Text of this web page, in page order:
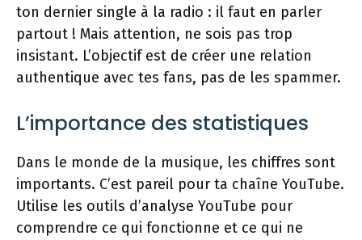
ton dernier single à la radio : il faut en parler
partout ! Mais attention, ne sois pas trop
insistant. L’objectif est de créer une relation
authentique avec tes fans, pas de les spammer.
L’importance des statistiques
Dans le monde de la musique, les chiffres sont
importants. C’est pareil pour ta chaîne YouTube.
Utilise les outils d’analyse YouTube pour
comprendre ce qui fonctionne et ce qui ne